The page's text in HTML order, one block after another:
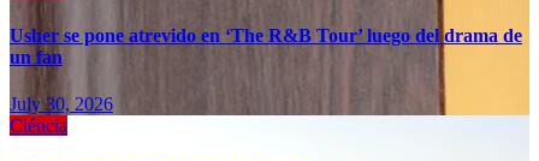
Usher se pone atrevido en ‘The R&B Tour’ luego del drama de
un fan
July 30, 2026
Ciéncia